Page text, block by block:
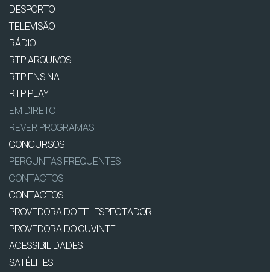
DESPORTO
TELEVISÃO
RÁDIO
RTP ARQUIVOS
RTP ENSINA
RTP PLAY
EM DIRETO
REVER PROGRAMAS
CONCURSOS
PERGUNTAS FREQUENTES
CONTACTOS
CONTACTOS
PROVEDORA DO TELESPECTADOR
PROVEDORA DO OUVINTE
ACESSIBILIDADES
SATÉLITES